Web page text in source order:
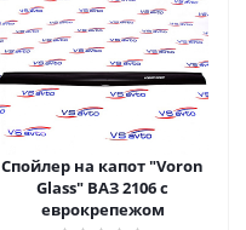
Спойлер на капот "Voron
Glass" ВАЗ 2106 с
еврокрепежом